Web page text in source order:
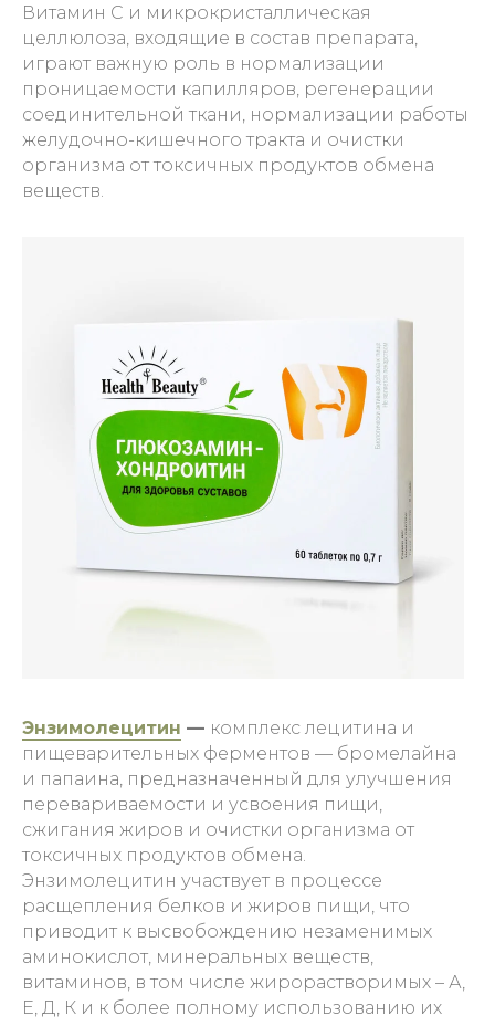
Витамин С и микрокристаллическая
целлюлоза, входящие в состав препарата,
играют важную роль в нормализации
проницаемости капилляров, регенерации
соединительной ткани, нормализации работы
желудочно-кишечного тракта и очистки
организма от токсичных продуктов обмена
веществ.
Энзимолецитин — комплекс лецитина и
пищеварительных ферментов — бромелайна
и папаина, предназначенный для улучшения
перевариваемости и усвоения пищи,
сжигания жиров и очистки организма от
токсичных продуктов обмена.
Энзимолецитин участвует в процессе
расщепления белков и жиров пищи, что
приводит к высвобождению незаменимых
аминокислот, минеральных веществ,
витаминов, в том числе жирорастворимых – А,
Е, Д, К и к более полному использованию их